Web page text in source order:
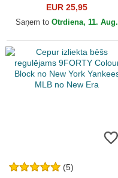
Essential no New York
Yankees MLB no New Era
EUR 25,95
Saņem to Otrdiena, 11. Aug.
(5)